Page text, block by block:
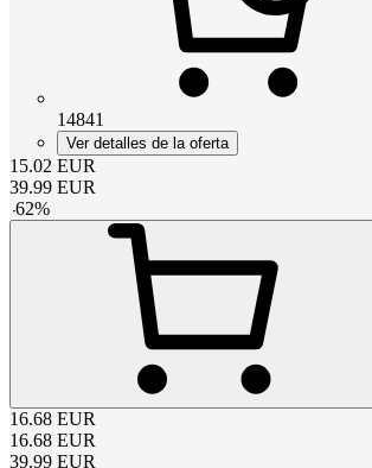
14841
Ver detalles de la oferta
15.02 EUR
39.99 EUR
-62%
16.68 EUR
16.68 EUR
39.99 EUR